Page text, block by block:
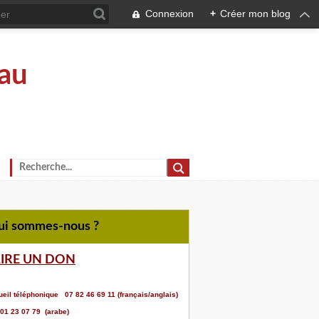
Connexion + Créer mon blog
sommes-nous ?
UN DON
téléphonique 07 82 46 69 11 (français/anglais)
23 07 79 (arabe)